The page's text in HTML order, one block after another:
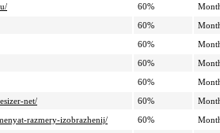
60%
60%
60%
60%
60%
net/
60%
razmery-izobrazhenij/
60%